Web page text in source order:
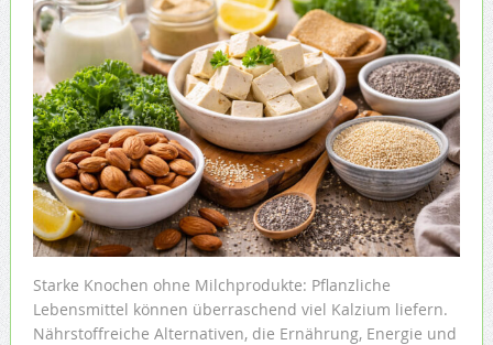
Starke Knochen ohne Milchprodukte: Pflanzliche
Lebensmittel können überraschend viel Kalzium liefern.
Nährstoffreiche Alternativen, die Ernährung, Energie und